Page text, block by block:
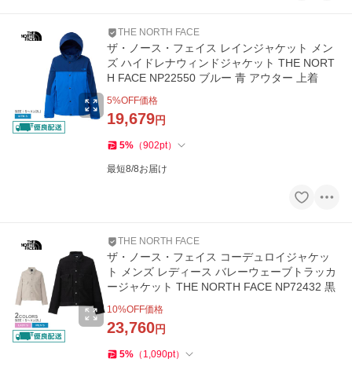
THE NORTH FACE
ザ・ノース・フェイス レインジャケット メン
ズ ハイドレナウィンドジャケット THE NORT
H FACE NP22550 ブルー 青 アウター 上着
5%OFF価格
19,679円
5% （902pt）
最短8/8お届け
THE NORTH FACE
ザ・ノース・フェイス コーデュロイジャケッ
ト メンズ レディース バレーウェーブトラッカ
ージャケット THE NORTH FACE NP72432 黒
10%OFF価格
23,760円
5% （ 1,090pt）